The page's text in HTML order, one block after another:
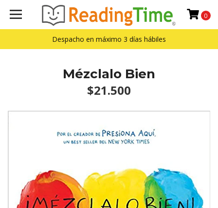
Despacho en máximo 3 días hábiles
0
Mézclalo Bien
$21.500